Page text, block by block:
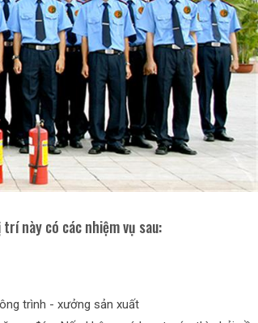
này có các nhiệm vụ sau:
trình - xưởng sản xuất